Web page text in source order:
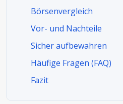
Börsenvergleich
Vor- und Nachteile
Sicher aufbewahren
Häufige Fragen (FAQ)
Fazit